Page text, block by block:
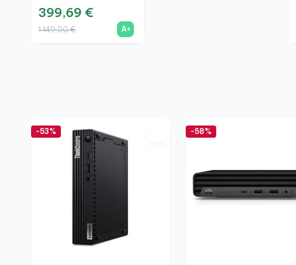
Ratón Inalámbrico +
WiFi
399,69 €
1.149,00 € A+
-53% -58%